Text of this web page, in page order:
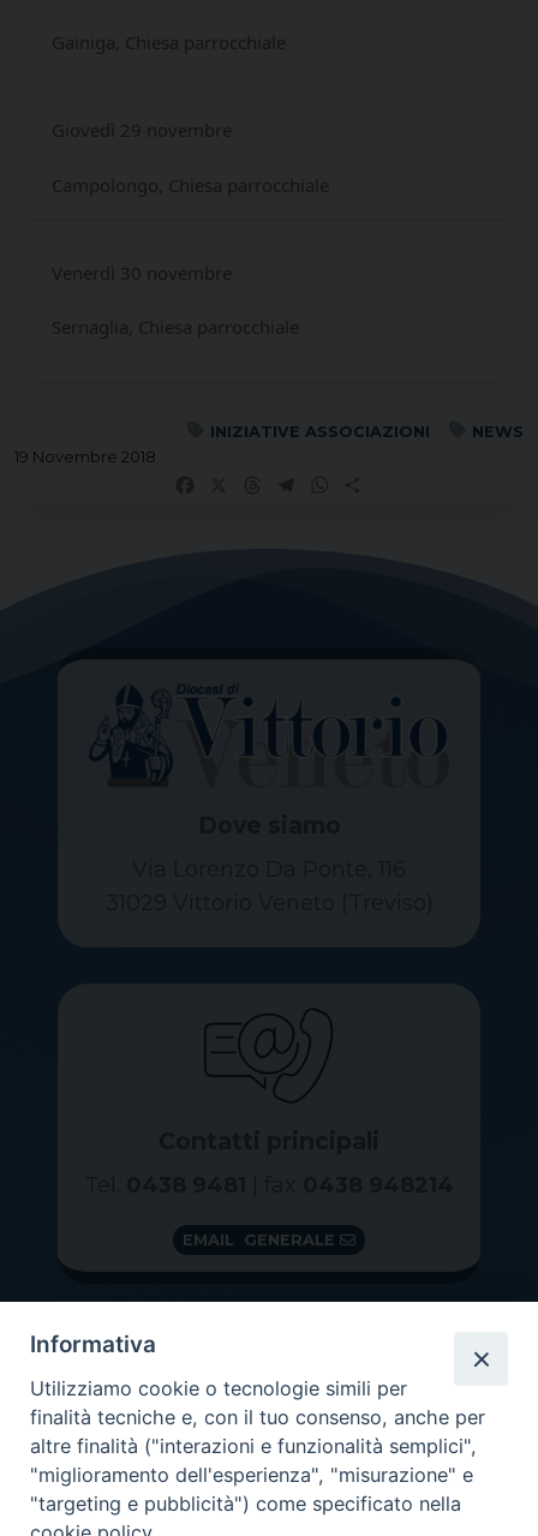
Gainiga, Chiesa parrocchiale
Giovedì 29 novembre
Campolongo, Chiesa parrocchiale
Venerdì 30 novembre
Sernaglia, Chiesa parrocchiale
INIZIATIVE ASSOCIAZIONI
NEWS
19 Novembre 2018
EMAIL GENERALE
GRAZIE PER IL TUO AIUTO
Informativa
Utilizziamo cookie o tecnologie simili per
finalità tecniche e, con il tuo consenso, anche per
altre finalità ("interazioni e funzionalità semplici",
"miglioramento dell'esperienza", "misurazione" e
"targeting e pubblicità") come specificato nella